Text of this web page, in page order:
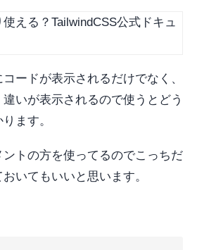
ードが表示されるだけでなく、
いが表示されるので使うとどう
ます。
トの方を使ってるのでこっちだ
いてもいいと思います。